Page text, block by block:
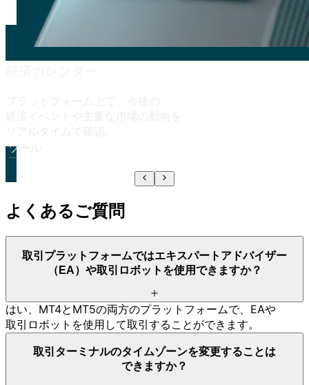
ツール
よく あるご質問
取引 プラットフォームではエキスパート アドバイザー
（EA）や取引ロボットを使用できますか？
はい、 MT4と MT5の両方のプラットフォームで、 EAや
取引ロボットを使用して取引する ことができます。
取引ターミナルのタイムゾーンを変更することは
できますか？